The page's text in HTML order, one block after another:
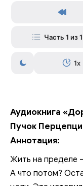
Часть 1 из 1
1x
Аудиокнига
Пучок
Аннотация:
Жить на пределе
А что потом?